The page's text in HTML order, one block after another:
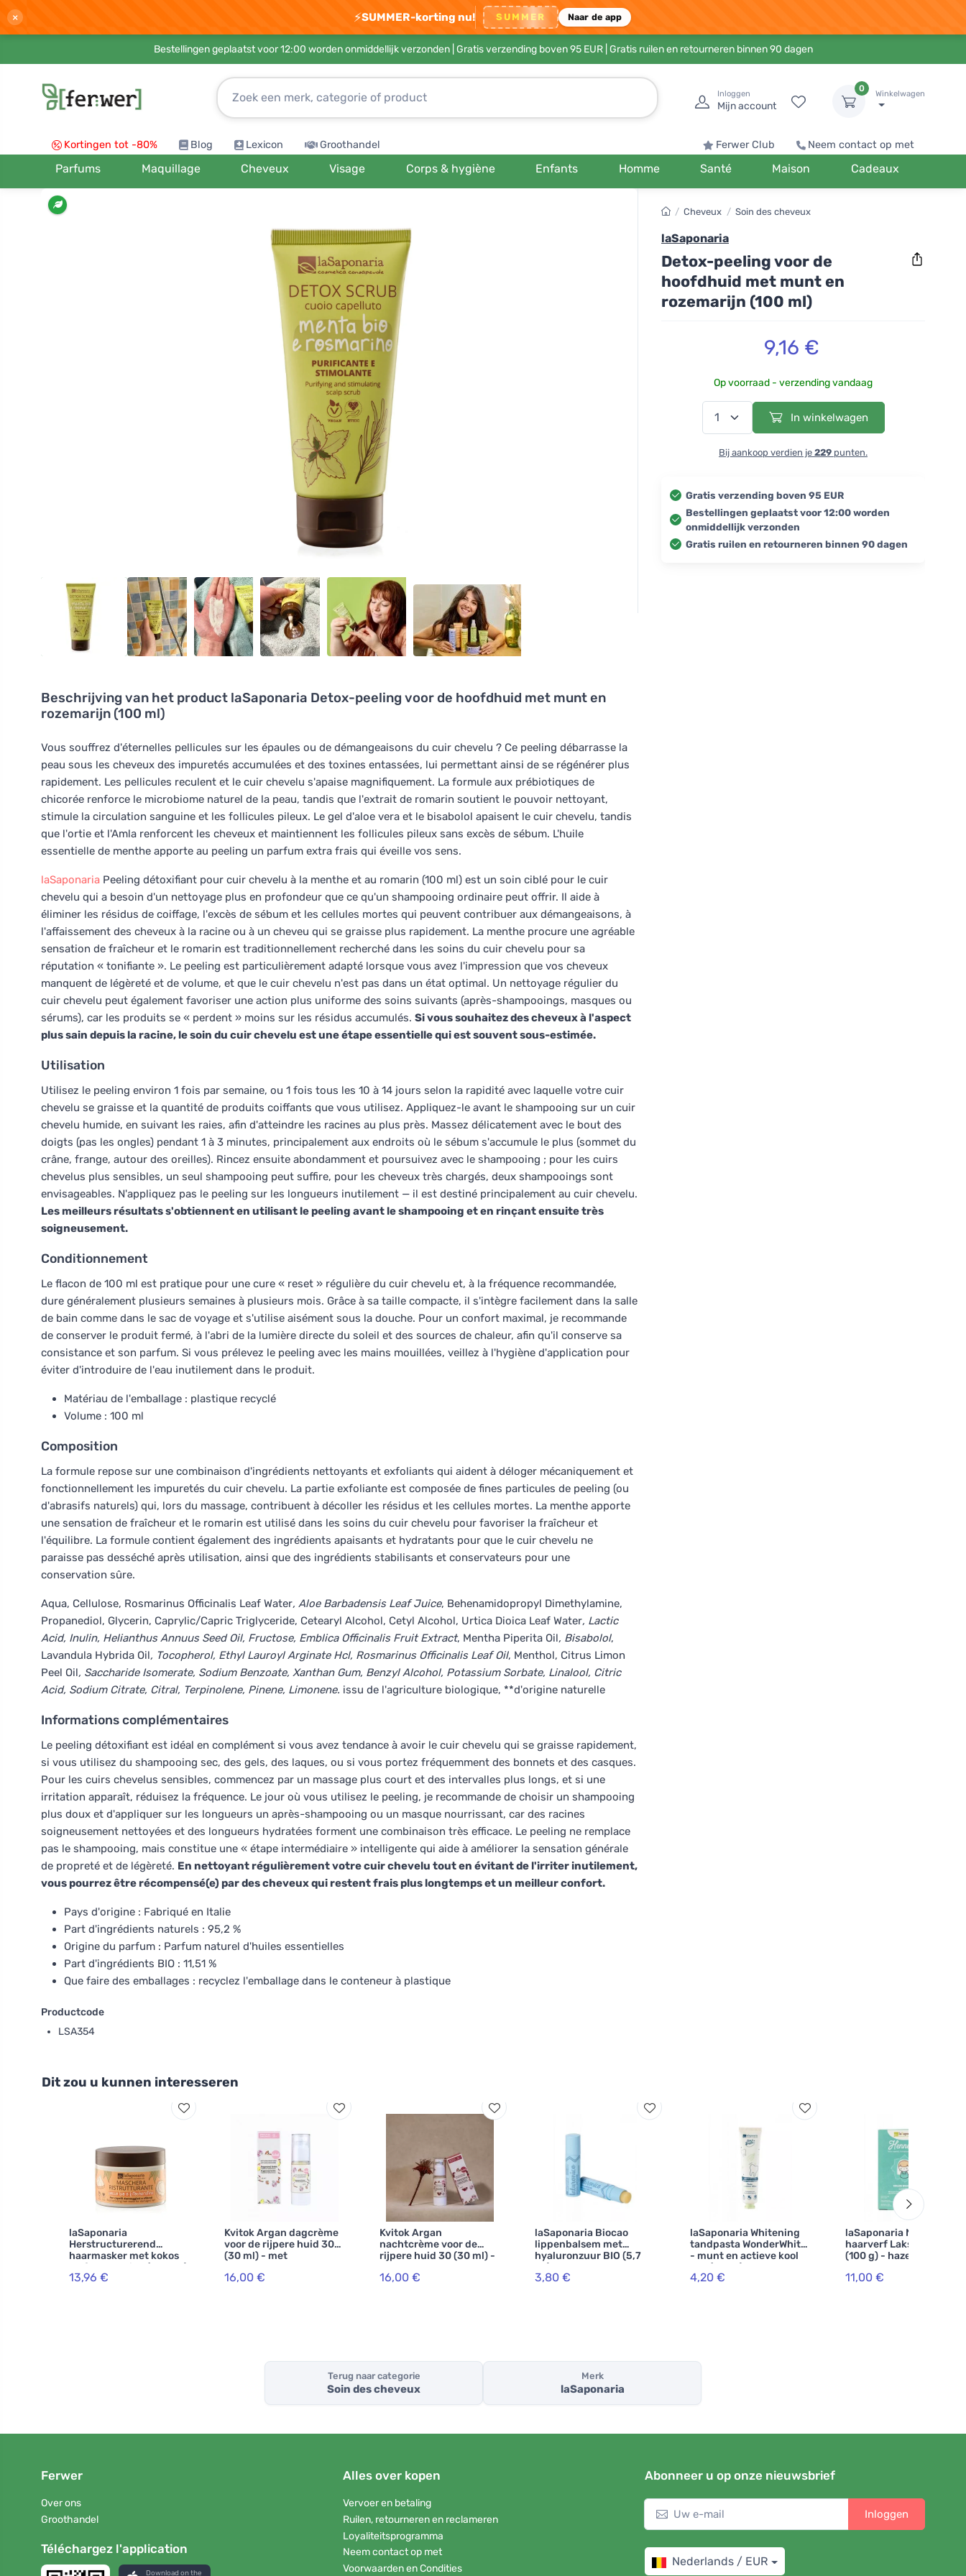
× ⚡SUMMER-korting nu! SUMMER Naar de app
Bestellingen geplaatst voor 12:00 worden onmiddellijk verzonden | Gratis verzending boven 95 EUR| Gratis ruilen en retourneren binnen 90 dagen
Inloggen
Mijn account
0
Winkelwagen
Kortingen tot -80% Blog Lexicon Groothandel Ferwer Club Neem contact op met
Parfums Maquillage Cheveux Visage Corps & hygiène Enfants Homme Santé Maison Cadeaux
Beschrijving van het product laSaponaria Detox-peeling voor de hoofdhuid met munt en
rozemarijn (100 ml)
Vous souffrez d'éternelles pellicules sur les épaules ou de démangeaisons du cuir chevelu ? Ce peeling débarrasse la
peau sous les cheveux des impuretés accumulées et des toxines entassées, lui permettant ainsi de se régénérer plus
rapidement. Les pellicules reculent et le cuir chevelu s'apaise magnifiquement. La formule aux prébiotiques de
chicorée renforce le microbiome naturel de la peau, tandis que l'extrait de romarin soutient le pouvoir nettoyant,
stimule la circulation sanguine et les follicules pileux. Le gel d'aloe vera et le bisabolol apaisent le cuir chevelu, tandis
que l'ortie et l'Amla renforcent les cheveux et maintiennent les follicules pileux sans excès de sébum. L'huile
essentielle de menthe apporte au peeling un parfum extra frais qui éveille vos sens.
laSaponaria Peeling détoxifiant pour cuir chevelu à la menthe et au romarin (100 ml) est un soin ciblé pour le cuir
chevelu qui a besoin d'un nettoyage plus en profondeur que ce qu'un shampooing ordinaire peut offrir. Il aide à
éliminer les résidus de coiffage, l'excès de sébum et les cellules mortes qui peuvent contribuer aux démangeaisons, à
l'affaissement des cheveux à la racine ou à un cheveu qui se graisse plus rapidement. La menthe procure une agréable
sensation de fraîcheur et le romarin est traditionnellement recherché dans les soins du cuir chevelu pour sa
réputation « tonifiante ». Le peeling est particulièrement adapté lorsque vous avez l'impression que vos cheveux
manquent de légèreté et de volume, et que le cuir chevelu n'est pas dans un état optimal. Un nettoyage régulier du
cuir chevelu peut également favoriser une action plus uniforme des soins suivants (après-shampooings, masques ou
sérums), car les produits se « perdent » moins sur les résidus accumulés. Si vous souhaitez des cheveux à l'aspect
plus sain depuis la racine, le soin du cuir chevelu est une étape essentielle qui est souvent sous-estimée.
Utilisation
Utilisez le peeling environ 1 fois par semaine, ou 1 fois tous les 10 à 14 jours selon la rapidité avec laquelle votre cuir
chevelu se graisse et la quantité de produits coiffants que vous utilisez. Appliquez-le avant le shampooing sur un cuir
chevelu humide, en suivant les raies, afin d'atteindre les racines au plus près. Massez délicatement avec le bout des
doigts (pas les ongles) pendant 1 à 3 minutes, principalement aux endroits où le sébum s'accumule le plus (sommet du
crâne, frange, autour des oreilles). Rincez ensuite abondamment et poursuivez avec le shampooing ; pour les cuirs
chevelus plus sensibles, un seul shampooing peut suffire, pour les cheveux très chargés, deux shampooings sont
envisageables. N'appliquez pas le peeling sur les longueurs inutilement — il est destiné principalement au cuir chevelu.
Les meilleurs résultats s'obtiennent en utilisant le peeling avant le shampooing et en rinçant ensuite très
soigneusement.
Conditionnement
Le flacon de 100 ml est pratique pour une cure « reset » régulière du cuir chevelu et, à la fréquence recommandée,
dure généralement plusieurs semaines à plusieurs mois. Grâce à sa taille compacte, il s'intègre facilement dans la salle
de bain comme dans le sac de voyage et s'utilise aisément sous la douche. Pour un confort maximal, je recommande
de conserver le produit fermé, à l'abri de la lumière directe du soleil et des sources de chaleur, afin qu'il conserve sa
consistance et son parfum. Si vous prélevez le peeling avec les mains mouillées, veillez à l'hygiène d'application pour
éviter d'introduire de l'eau inutilement dans le produit.
Matériau de l'emballage : plastique recyclé
Volume : 100 ml
Composition
La formule repose sur une combinaison d'ingrédients nettoyants et exfoliants qui aident à déloger mécaniquement et
fonctionnellement les impuretés du cuir chevelu. La partie exfoliante est composée de fines particules de peeling (ou
d'abrasifs naturels) qui, lors du massage, contribuent à décoller les résidus et les cellules mortes. La menthe apporte
une sensation de fraîcheur et le romarin est utilisé dans les soins du cuir chevelu pour favoriser la fraîcheur et
l'équilibre. La formule contient également des ingrédients apaisants et hydratants pour que le cuir chevelu ne
paraisse pas desséché après utilisation, ainsi que des ingrédients stabilisants et conservateurs pour une
conservation sûre.
Aqua, Cellulose, Rosmarinus Officinalis Leaf Water, Aloe Barbadensis Leaf Juice, Behenamidopropyl Dimethylamine,
Propanediol, Glycerin, Caprylic/Capric Triglyceride, Cetearyl Alcohol, Cetyl Alcohol, Urtica Dioica Leaf Water, Lactic
Acid, Inulin, Helianthus Annuus Seed Oil, Fructose, Emblica Officinalis Fruit Extract, Mentha Piperita Oil, Bisabolol,
Lavandula Hybrida Oil, Tocopherol, Ethyl Lauroyl Arginate Hcl, Rosmarinus Officinalis Leaf Oil, Menthol, Citrus Limon
Peel Oil, Saccharide Isomerate, Sodium Benzoate, Xanthan Gum, Benzyl Alcohol, Potassium Sorbate, Linalool, Citric
Acid, Sodium Citrate, Citral, Terpinolene, Pinene, Limonene. issu de l'agriculture biologique, **d'origine naturelle
Informations complémentaires
Le peeling détoxifiant est idéal en complément si vous avez tendance à avoir le cuir chevelu qui se graisse rapidement,
si vous utilisez du shampooing sec, des gels, des laques, ou si vous portez fréquemment des bonnets et des casques.
Pour les cuirs chevelus sensibles, commencez par un massage plus court et des intervalles plus longs, et si une
irritation apparaît, réduisez la fréquence. Le jour où vous utilisez le peeling, je recommande de choisir un shampooing
plus doux et d'appliquer sur les longueurs un après-shampooing ou un masque nourrissant, car des racines
soigneusement nettoyées et des longueurs hydratées forment une combinaison très efficace. Le peeling ne remplace
pas le shampooing, mais constitue une « étape intermédiaire » intelligente qui aide à améliorer la sensation générale
de propreté et de légèreté. En nettoyant régulièrement votre cuir chevelu tout en évitant de l'irriter inutilement,
vous pourrez être récompensé(e) par des cheveux qui restent frais plus longtemps et un meilleur confort.
Pays d'origine : Fabriqué en Italie
Part d'ingrédients naturels : 95,2 %
Origine du parfum : Parfum naturel d'huiles essentielles
Part d'ingrédients BIO : 11,51 %
Que faire des emballages : recyclez l'emballage dans le conteneur à plastique
Productcode
LSA354
/ Cheveux / Soin des cheveux
laSaponaria
Detox-peeling voor de
hoofdhuid met munt en
rozemarijn (100 ml)
9,16 €
Op voorraad - verzending vandaag
In winkelwagen
Bij aankoop verdien je 229 punten.
Gratis verzending boven 95 EUR
Bestellingen geplaatst voor 12:00 worden
onmiddellijk verzonden
Gratis ruilen en retourneren binnen 90 dagen
Dit zou u kunnen interesseren
laSaponaria
Herstructurerend
haarmasker met kokos
en fytokeratine (200 ml)
13,96 €
Kvitok Argan dagcrème
voor de rijpere huid 30
(30 ml) - met
16,00 €
Kvitok Argan
nachtcrème voor de
rijpere huid 30 (30 ml) -
huidveroudering
16,00 €
laSaponaria Biocao
lippenbalsem met
hyaluronzuur BIO (5,7
ml)
3,80 €
laSaponaria Whitening
tandpasta WonderWhite
- munt en actieve kool
BIO (75 ml)
4,20 €
laSaponaria Natuurlijke
haarverf Lakshmi BIO
(100 g) - hazelnoot
11,00 €
Terug naar categorie
Soin des cheveux
Merk
laSaponaria
Ferwer
Over ons
Groothandel
Téléchargez l'application
Download on the
Alles over kopen
Vervoer en betaling
Ruilen, retourneren en reclameren
Loyaliteitsprogramma
Neem contact op met
Voorwaarden en Condities
Abonneer u op onze nieuwsbrief
Inloggen
Nederlands / EUR